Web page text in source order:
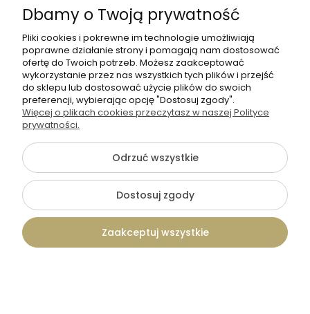
Tadam
Spersonalizowane pudełko dla
świadkowej/ świadka Wzór 270
5.0
Dbamy o Twoją prywatność
Pliki cookies i pokrewne im technologie umożliwiają
poprawne działanie strony i pomagają nam dostosować
ofertę do Twoich potrzeb. Możesz zaakceptować
wykorzystanie przez nas wszystkich tych plików i przejść
do sklepu lub dostosować użycie plików do swoich
preferencji, wybierając opcję "Dostosuj zgody".
Więcej o plikach cookies przeczytasz w naszej Polityce
prywatności.
Odrzuć wszystkie
Dostosuj zgody
Zaakceptuj wszystkie